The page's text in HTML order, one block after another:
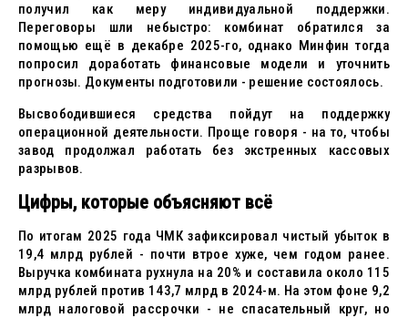
получил как меру индивидуальной поддержки.
Переговоры шли небыстро: комбинат обратился за
помощью ещё в декабре 2025-го, однако Минфин тогда
попросил доработать финансовые модели и уточнить
прогнозы. Документы подготовили - решение состоялось.
Высвободившиеся средства пойдут на поддержку
операционной деятельности. Проще говоря - на то, чтобы
завод продолжал работать без экстренных кассовых
разрывов.
Цифры, которые объясняют всё
По итогам 2025 года ЧМК зафиксировал чистый убыток в
19,4 млрд рублей - почти втрое хуже, чем годом ранее.
Выручка комбината рухнула на 20% и составила около 115
млрд рублей против 143,7 млрд в 2024-м. На этом фоне 9,2
млрд налоговой рассрочки - не спасательный круг, но